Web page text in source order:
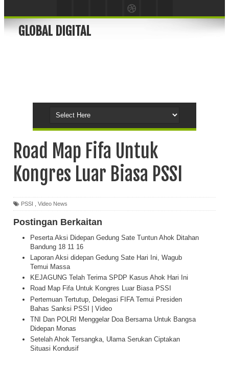
GLOBAL DIGITAL
Road Map Fifa Untuk
Kongres Luar Biasa PSSI
PSSI Video News
Postingan Berkaitan
Peserta Aksi Didepan Gedung Sate Tuntun Ahok Ditahan
Bandung 18 11 16
Laporan Aksi didepan Gedung Sate Hari Ini, Wagub
Temui Massa
KEJAGUNG Telah Terima SPDP Kasus Ahok Hari Ini
Road Map Fifa Untuk Kongres Luar Biasa PSSI
Pertemuan Tertutup, Delegasi FIFA Temui Presiden
Bahas Sanksi PSSI | Video
TNI Dan POLRI Menggelar Doa Bersama Untuk Bangsa
Didepan Monas
Setelah Ahok Tersangka, Ulama Serukan Ciptakan
Situasi Kondusif